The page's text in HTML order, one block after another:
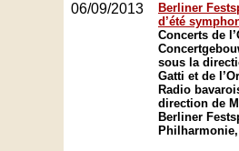
06/09/2013
Berliner
d’été
Concerts de
sous la
Gatti et de
Radio
direction de
Berliner